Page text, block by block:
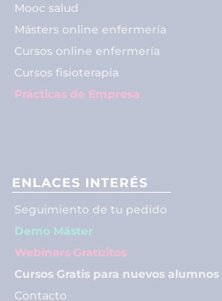
Mooc salud
Másters online enfermería
Cursos online enfermería
Cursos fisioterapia
Prácticas de Empresa
ENLACES INTERÉS
Seguimiento de tu pedido
Demo Máster
Webinars Gratuitos
Cursos Gratis para nuevos alumnos
Contacto